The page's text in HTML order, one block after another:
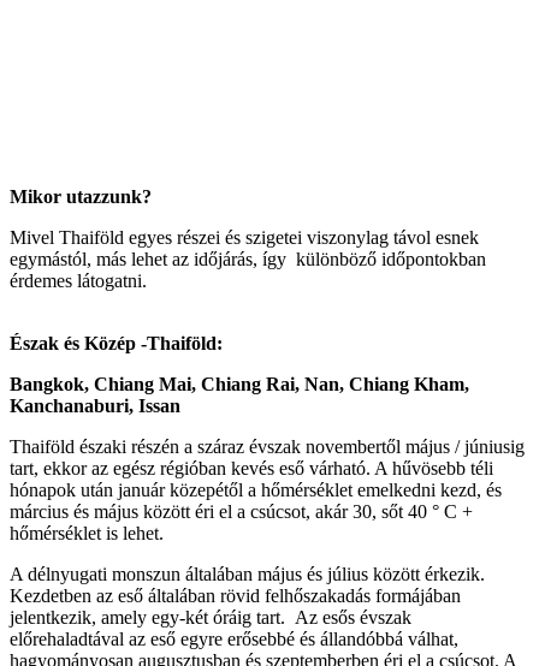
Mikor utazzunk?
Mivel Thaiföld egyes részei és szigetei viszonylag távol esnek
egymástól, más lehet az időjárás, így különböző időpontokban
érdemes látogatni.
Észak és Közép -Thaiföld:
Bangkok, Chiang Mai, Chiang Rai, Nan, Chiang Kham,
Kanchanaburi, Issan
Thaiföld északi részén a száraz évszak novembertől május / júniusig
tart, ekkor az egész régióban kevés eső várható. A hűvösebb téli
hónapok után január közepétől a hőmérséklet emelkedni kezd, és
március és május között éri el a csúcsot, akár 30, sőt 40 ° C +
hőmérséklet is lehet.
A délnyugati monszun általában május és július között érkezik.
Kezdetben az eső általában rövid felhőszakadás formájában
jelentkezik, amely egy-két óráig tart. Az esős évszak
előrehaladtával az eső egyre erősebbé és állandóbbá válhat,
hagyományosan augusztusban és szeptemberben éri el a csúcsot. A